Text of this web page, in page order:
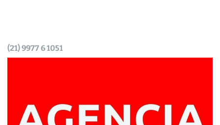
(21) 9977 6 1051